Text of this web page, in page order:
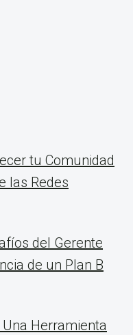
tu Comunidad
las Redes
del Gerente
de un Plan B
Herramienta